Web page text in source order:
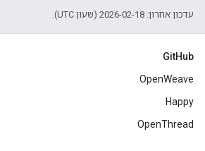
עדכון אחרון: 2026-02-18 (שעון UTC).
GitHub
OpenWeave
Happy
OpenThread